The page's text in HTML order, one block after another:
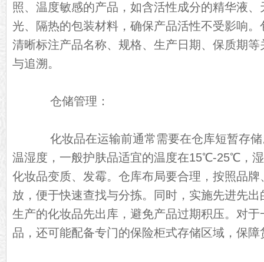
照、温度敏感的产品，如含活性成分的精华液
光、隔热的包装材料，确保产品活性不受影响
清晰标注产品名称、规格、生产日期、保质期
与追溯。
仓储管理：
化妆品在运输前通常需要在仓库短暂存储
温湿度，一般护肤品适宜的温度在15℃-25℃，
化妆品变质、发霉。仓库布局要合理，按照品
放，便于快速查找与分拣。同时，实施先进先
生产的化妆品先出库，避免产品过期积压。对
品，还可能配备专门的保险柜式存储区域，保障